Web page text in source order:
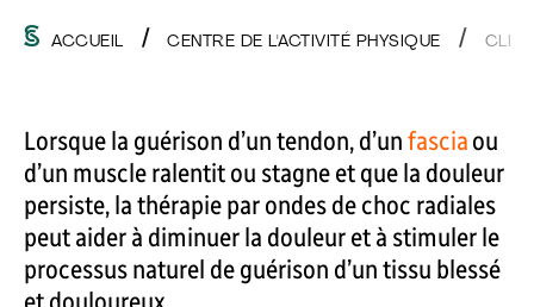
ACCUEIL CENTRE DE L'ACTIVITÉ PHYSIQUE
Lorsque la guérison d’un tendon, d’unfasciaou
d’un muscle ralentit ou stagne et que la douleur
persiste, la thérapie par ondes de choc radiales
peut aider à diminuer la douleur et à stimuler le
processus naturel de guérison d’un tissu blessé